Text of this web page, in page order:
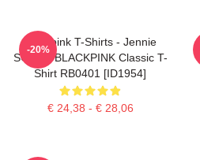
Blackpink T-Shirts - Jennie
SOLO - BLACKPINK Classic T-
Shirt RB0401 [ID1954]
€ 24,38 - € 28,06
-20%